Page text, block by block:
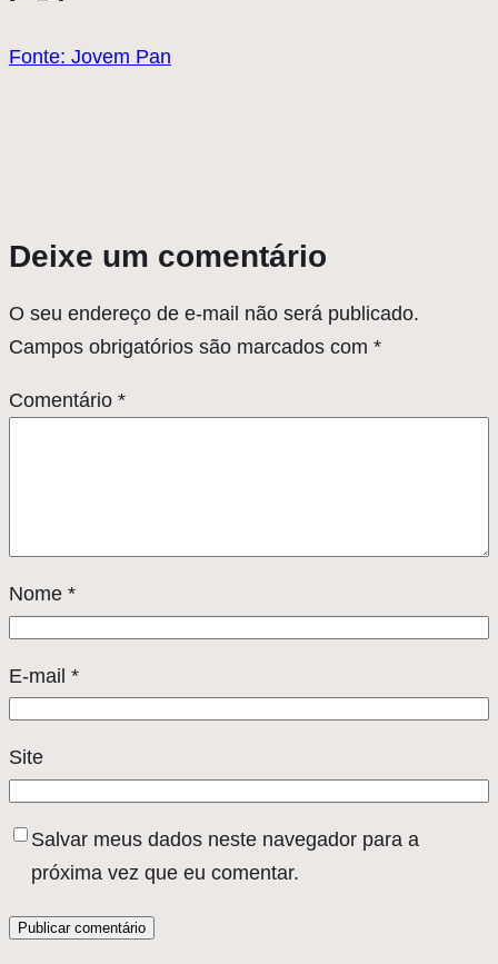
Fonte: Jovem Pan
Deixe um comentário
O seu endereço de e-mail não será publicado.
Campos obrigatórios são marcados com *
Comentário *
Nome *
E-mail *
Site
Salvar meus dados neste navegador para a
próxima vez que eu comentar.